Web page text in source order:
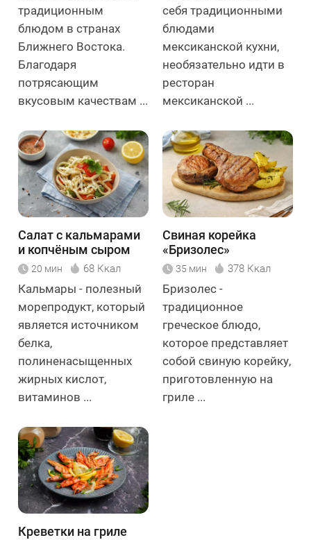
традиционным
блюдом в странах
Ближнего Востока.
Благодаря
потрясающим
вкусовым качествам ...
себя традиционными
блюдами
мексиканской кухни,
необязательно идти в
ресторан
мексиканской ...
Салат с кальмарами
и копчёным сыром
20 мин 68 Ккал
Кальмары - полезный
морепродукт, который
является источником
белка,
полиненасыщенных
жирных кислот,
витаминов ...
Свиная корейка
«Бризолес»
35 мин 378 Ккал
Бризолес -
традиционное
греческое блюдо,
которое представляет
собой свиную корейку,
приготовленную на
гриле ...
Креветки на гриле